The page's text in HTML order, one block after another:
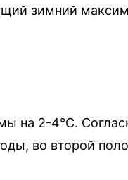
зимний
на 2-4°C.
во второй